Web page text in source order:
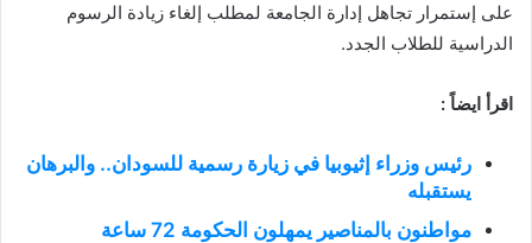
على إستمرار تجاهل إدارة الجامعة لمطلب إلغاء زيادة الرسوم
الدراسية للطلاب الجدد.
اقرأ ايضاً :
رئيس وزراء إثيوبيا في زيارة رسمية للسودان.. والبرهان
يستقبله
مواطنون بالمناصير يمهلون الحكومة 72 ساعة